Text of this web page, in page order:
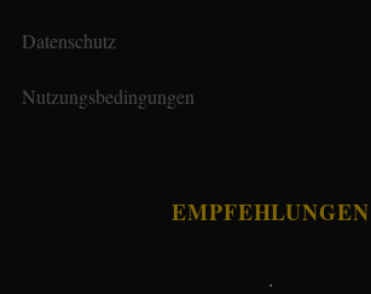
Datenschutz
Nutzungsbedingungen
EMPFEHLUNGEN
.